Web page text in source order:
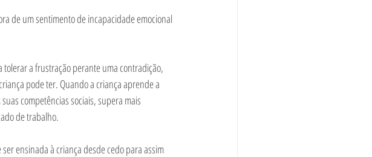
de um sentimento de incapacidade emocional
tolerar a frustração perante uma contradição,
pode ter. Quando a criança aprende a
competências sociais, supera mais
de trabalho.
ensinada à criança desde cedo para assim